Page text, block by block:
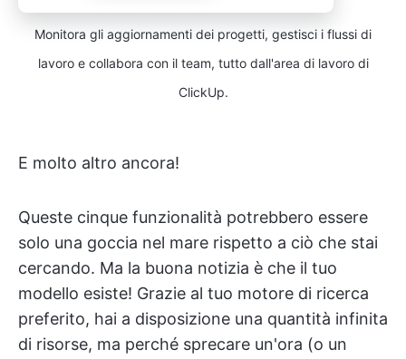
Monitora gli aggiornamenti dei progetti, gestisci i flussi di
lavoro e collabora con il team, tutto dall'area di lavoro di
ClickUp.
E molto altro ancora!
Queste cinque funzionalità potrebbero essere
solo una goccia nel mare rispetto a ciò che stai
cercando. Ma la buona notizia è che il tuo
modello esiste! Grazie al tuo motore di ricerca
preferito, hai a disposizione una quantità infinita
di risorse, ma perché sprecare un'ora (o un